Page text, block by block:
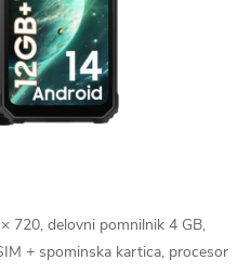
720, delovni pomnilnik 4 GB,
+ spominska kartica, procesor